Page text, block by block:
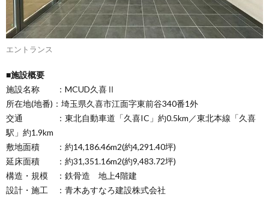
エントランス
■施設概要
施設名称 ：MCUD久喜Ⅱ
所在地(地番)：埼玉県久喜市江面字東前谷340番1外
交通 ：東北自動車道「久喜IC」約0.5km／東北本線「久喜
駅」約1.9km
敷地面積 ：約14,186.46m2(約4,291.40坪)
延床面積 ：約31,351.16m2(約9,483.72坪)
構造・規模 ：鉄骨造 地上4階建
設計・施工 ：青木あすなろ建設株式会社